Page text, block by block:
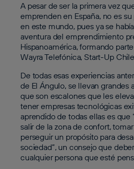
A pesar de ser la primera vez
emprenden en España, no es
en este mundo, pues ya se
aventura del emprendimiento
Hispanoamérica, formando
Wayra Telefónica, Start-Up
De todas esas experiencias
de El Ángulo, se llevan grandes
que son escalones que les
tener empresas tecnológicas
aprendido de todas ellas es que
salir de la zona de confort,
perseguir un propósito para
sociedad”, un consejo que
cualquier persona que esté